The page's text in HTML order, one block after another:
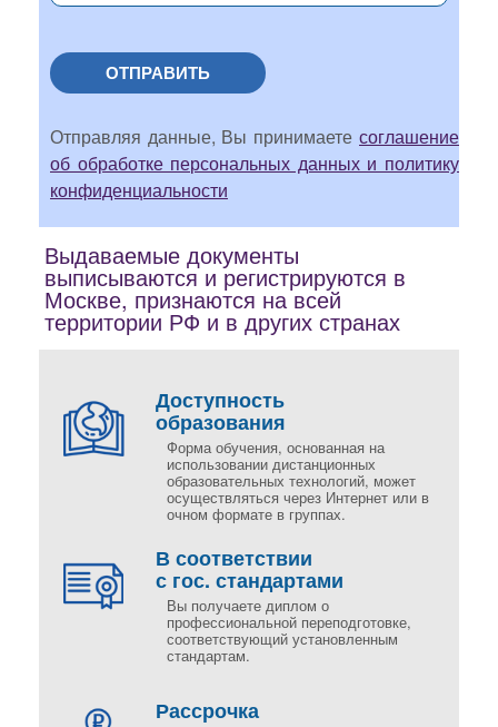
ОТПРАВИТЬ
Отправляя данные, Вы принимаете соглашение
об обработке персональных данных и политику
конфиденциальности
Выдаваемые документы
выписываются и регистрируются в
Москве, признаются на всей
территории РФ и в других странах
Доступность
образования
Форма обучения, основанная на
использовании дистанционных
образовательных технологий, может
осуществляться через Интернет или в
очном формате в группах.
В соответствии
с гос. стандартами
Вы получаете диплом о
профессиональной переподготовке,
соответствующий установленным
стандартам.
Рассрочка